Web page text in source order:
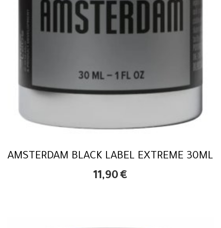
AMSTERDAM BLACK LABEL EXTREME 30ML
11,90 €